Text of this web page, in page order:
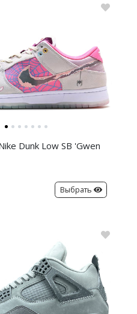
Dunk Low SB 'Gwen
Выбрать